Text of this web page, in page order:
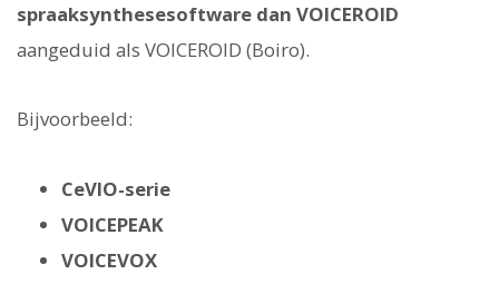
spraaksynthesesoftware dan VOICEROID
aangeduid als VOICEROID (Boiro).
Bijvoorbeeld:
CeVIO-serie
VOICEPEAK
VOICEVOX